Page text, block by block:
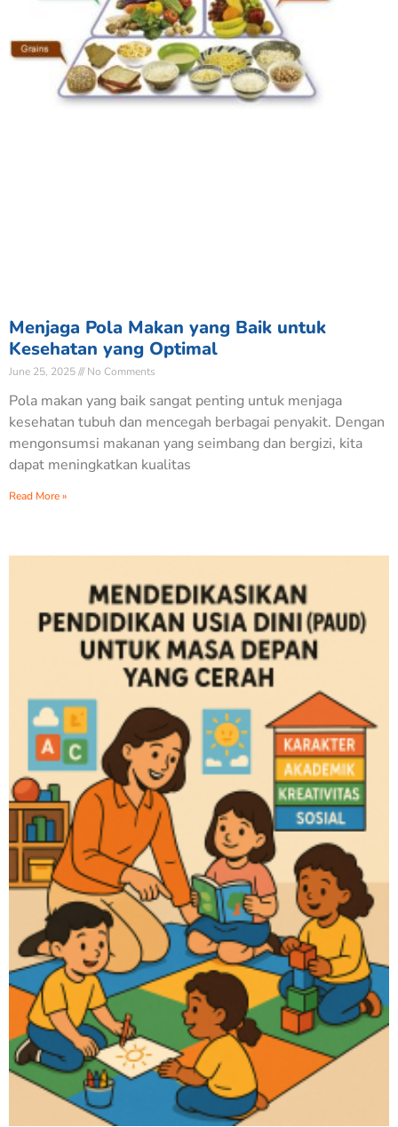
Menjaga Pola Makan yang Baik untuk
Kesehatan yang Optimal
June 25, 2025 No Comments
Pola makan yang baik sangat penting untuk menjaga
kesehatan tubuh dan mencegah berbagai penyakit. Dengan
mengonsumsi makanan yang seimbang dan bergizi, kita
dapat meningkatkan kualitas
Read More »